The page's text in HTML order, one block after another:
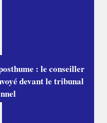
: le conseiller
devant le tribunal